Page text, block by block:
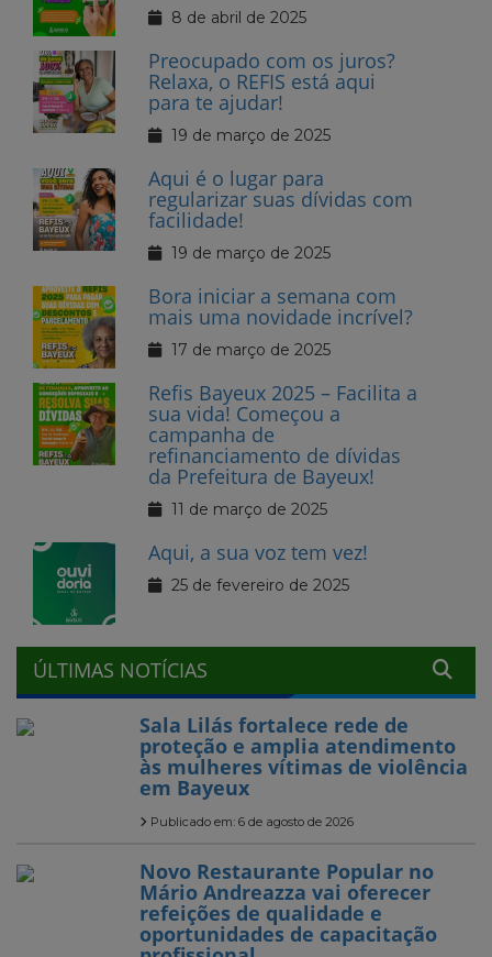
8 de abril de 2025
Preocupado com os juros?
Relaxa, o REFIS está aqui
para te ajudar!
19 de março de 2025
Aqui é o lugar para
regularizar suas dívidas com
facilidade!
19 de março de 2025
Bora iniciar a semana com
mais uma novidade incrível?
17 de março de 2025
Refis Bayeux 2025 – Facilita a
sua vida! Começou a
campanha de
refinanciamento de dívidas
da Prefeitura de Bayeux!
11 de março de 2025
Aqui, a sua voz tem vez!
25 de fevereiro de 2025
ÚLTIMAS NOTÍCIAS
Sala Lilás fortalece rede de
proteção e amplia atendimento
às mulheres vítimas de violência
em Bayeux
Publicado em: 6 de agosto de 2026
Novo Restaurante Popular no
Mário Andreazza vai oferecer
refeições de qualidade e
oportunidades de capacitação